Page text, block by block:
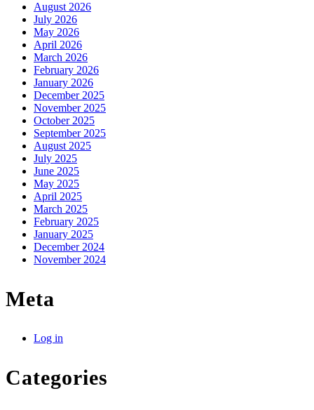
August 2026
July 2026
May 2026
April 2026
March 2026
February 2026
January 2026
December 2025
November 2025
October 2025
September 2025
August 2025
July 2025
June 2025
May 2025
April 2025
March 2025
February 2025
January 2025
December 2024
November 2024
Meta
Log in
Categories